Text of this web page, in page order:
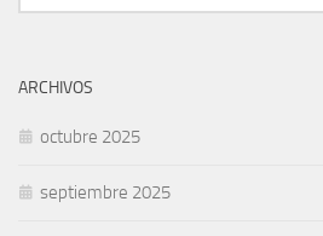
ARCHIVOS
octubre 2025
septiembre 2025